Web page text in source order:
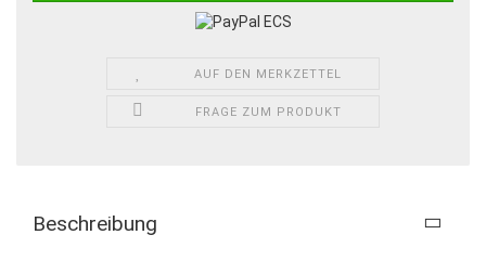
AUF DEN MERKZETTEL
FRAGE ZUM PRODUKT
Beschreibung